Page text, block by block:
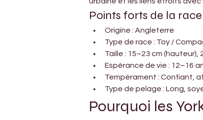
Points forts de la race
Origine : Angleterre
Type de race : Toy /
Taille : 15–23 cm (hauteur),
Espérance de vie : 12–16
Tempérament : Confiant,
Type de pelage : Long,
Pourquoi les